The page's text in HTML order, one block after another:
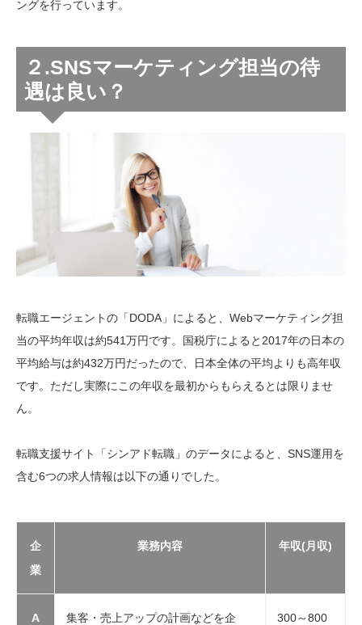
ングを行っています。
２.SNSマーケティング担当の待
遇は良い？
転職エージェントの「DODA」によると、Webマーケティング担
当の平均年収は約541万円です。国税庁によると2017年の日本の
平均給与は約432万円だったので、日本全体の平均よりも高年収
です。ただし実際にこの年収を最初からもらえるとは限りませ
ん。
転職支援サイト「シンアド転職」のデータによると、SNS運用を
含む6つの求人情報は以下の通りでした。
企
業
業務内容 年収(月収)
A
集客・売上アップの計画などを企
300～800